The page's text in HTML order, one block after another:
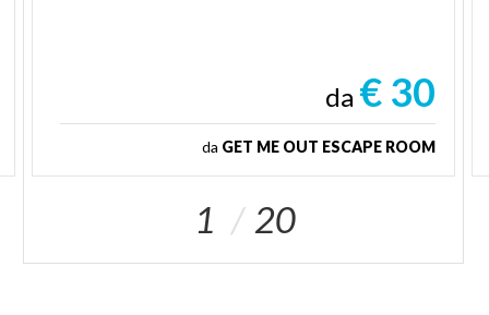
da € 30
da GET ME OUT ESCAPE ROOM
1 20